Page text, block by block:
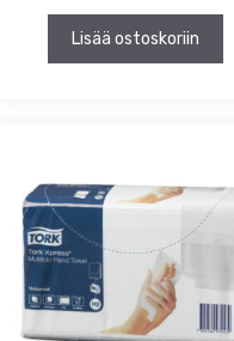
Lisää ostoskoriin